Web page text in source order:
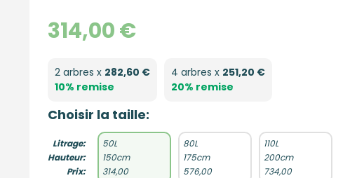
314,00 €
2 arbres x 282,60 €
10% remise
4 arbres x 251,20 €
20% remise
Choisir la taille:
Litrage:
Hauteur:
Prix:
50L
150cm
314,00
80L
175cm
576,00
110L
200cm
734,00